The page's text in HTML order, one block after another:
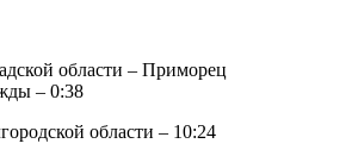
области – Приморец
– 0:38
области – 10:24